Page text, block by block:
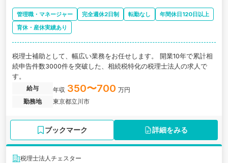
管理職・マネージャー 完全週休2日制 転勤なし
年間休日120日以上
育休・産休実績あり
税理士補助として、幅広い業務をお任せします。 開業10年で累計相
続申告件数3000件を突破した、相続税特化の税理士法人の求人で
す。
給与 年収 350〜700 万円
勤務地
東京都立川市
ブックマーク 詳細をみる
税理士法人チェスター